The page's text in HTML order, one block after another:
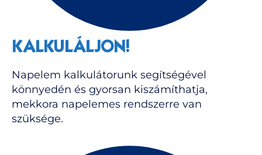
KALKULÁLJON!
Napelem kalkulátorunk segítségével
könnyedén és gyorsan kiszámíthatja,
mekkora napelemes rendszerre van
szüksége.